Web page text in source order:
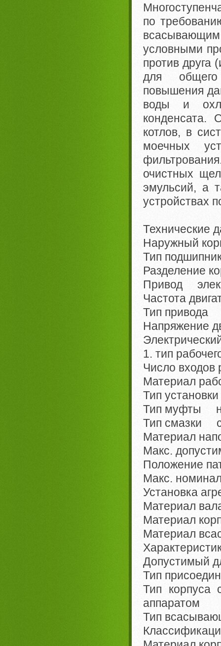
по
условными
против друга
для общего
повышения
воды и
конденсата.
котлов, в
моечных
очистных
эмульсий, а
устройствах
Технические
Наружный
Тип
Разделение
Привод
Частота
Тип привода
Напряжение
1. тип
Число входов
Материал
Тип
Тип муфты
Тип смазки
Материал
Макс.
Положение
Макс.
Установка
Материал
Материал
Материал
Допустимый
Тип
Тип
аппаратом
Тип